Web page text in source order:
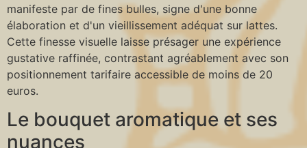
manifeste par de fines bulles, signe d'une bonne
élaboration et d'un vieillissement adéquat sur lattes.
Cette finesse visuelle laisse présager une expérience
gustative raffinée, contrastant agréablement avec son
positionnement tarifaire accessible de moins de 20
euros.
Le bouquet aromatique et ses
nuances